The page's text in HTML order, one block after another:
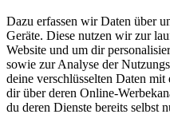
Dazu erfassen wir Daten über
Geräte. Diese nutzen wir zur
Website und um dir
sowie zur Analyse der
deine verschlüsselten Daten
dir über deren Online-
du deren Dienste bereits selbst